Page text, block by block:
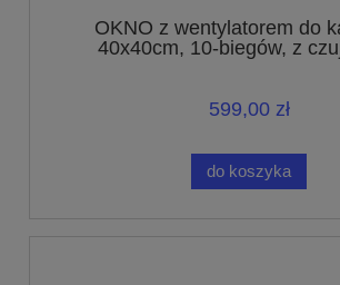
OKNO z wentylatorem do
40x40cm, 10-biegów, z
599,00 zł
do koszyka